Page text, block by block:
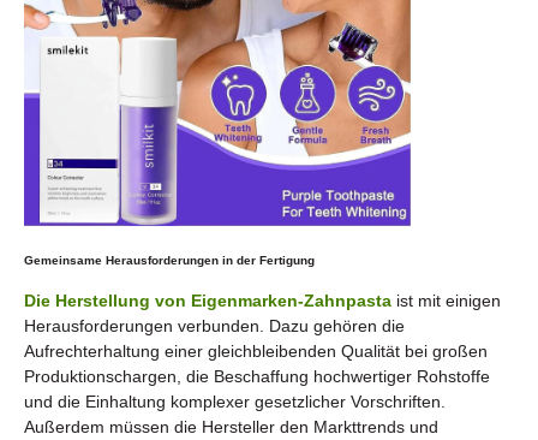
Gemeinsame Herausforderungen in der Fertigung
Die Herstellung von Eigenmarken-Zahnpasta ist mit einigen
Herausforderungen verbunden. Dazu gehören die
Aufrechterhaltung einer gleichbleibenden Qualität bei großen
Produktionschargen, die Beschaffung hochwertiger Rohstoffe
und die Einhaltung komplexer gesetzlicher Vorschriften.
Außerdem müssen die Hersteller den Markttrends und